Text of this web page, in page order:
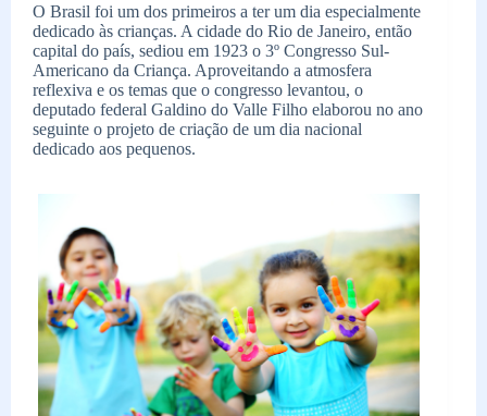
O Brasil foi um dos primeiros a ter um dia especialmente
dedicado às crianças. A cidade do Rio de Janeiro, então
capital do país, sediou em 1923 o 3º Congresso Sul-
Americano da Criança. Aproveitando a atmosfera
reflexiva e os temas que o congresso levantou, o
deputado federal Galdino do Valle Filho elaborou no ano
seguinte o projeto de criação de um dia nacional
dedicado aos pequenos.